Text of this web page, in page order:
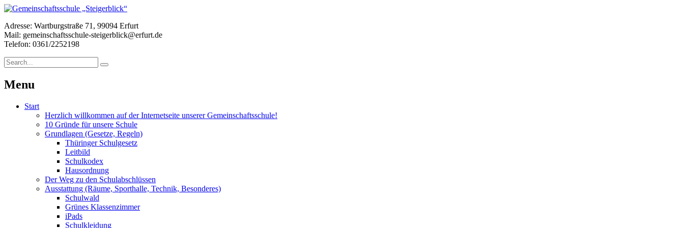
Adresse: Wartburgstraße 71, 99094 Erfurt
Mail: gemeinschaftsschule-steigerblick@erfurt.de
Telefon: 0361/2252198
Menu
Start
Herzlich willkommen auf der Internetseite unserer Gemeinschaftsschule!
10 Gründe für unsere Schule
Grundlagen (Gesetze, Regeln)
Thüringer Schulgesetz
Leitbild
Schulkodex
Hausordnung
Der Weg zu den Schulabschlüssen
Ausstattung (Räume, Sporthalle, Technik, Besonderes)
Schulwald
Grünes Klassenzimmer
iPads
Schulkleidung